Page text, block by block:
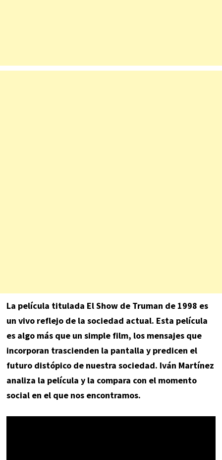
La película titulada El Show de Truman de 1998 es
un vivo reflejo de la sociedad actual. Esta película
es algo más que un simple film, los mensajes que
incorporan trascienden la pantalla y predicen el
futuro distópico de nuestra sociedad. Iván Martínez
analiza la película y la compara con el momento
social en el que nos encontramos.